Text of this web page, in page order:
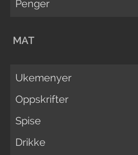
Penger
MAT
Ukemenyer
Oppskrifter
Spise
Drikke